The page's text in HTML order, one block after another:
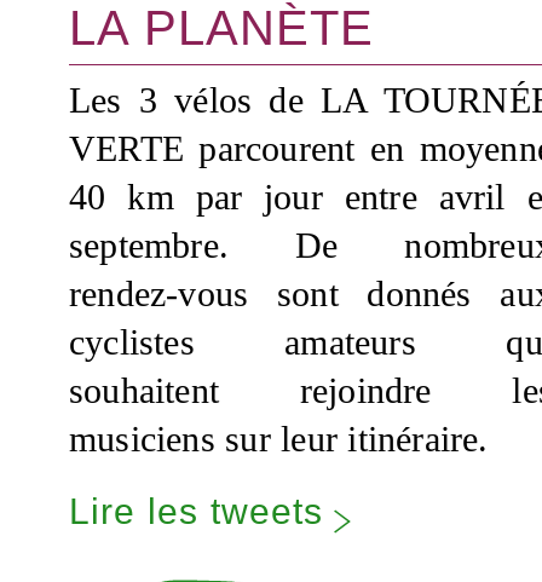
LA PLANÈTE
Les 3 vélos de LA
VERTE parcourent en
40 km par jour entre avril
septembre. De
rendez-vous sont donnés
cyclistes amateurs
souhaitent rejoindre
musiciens sur leur itinéraire.
Lire les tweets